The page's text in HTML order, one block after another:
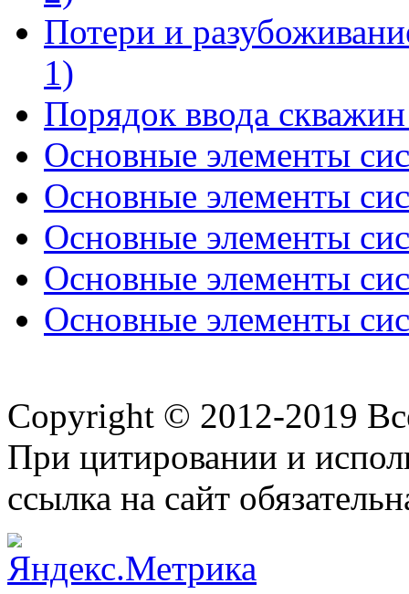
Потери и
1)
Порядок ввода
Основные элементы
Основные элементы
Основные элементы
Основные элементы
Основные элементы
Copyright © 2012-2019
При цитировании и
ссылка на сайт